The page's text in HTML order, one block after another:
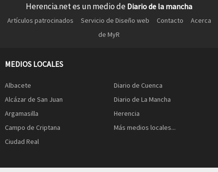
Herencia.net es un medio de Diario de la mancha
Artículos patrocinados Servicio de Diseño web Contacto
Acerca
de MyR
MEDIOS LOCALES
Albacete
Alcázar de San Juan
Argamasilla
Campo de Criptana
Ciudad Real
Diario de Cuenca
Diario de La Mancha
Herencia
Más medios locales...